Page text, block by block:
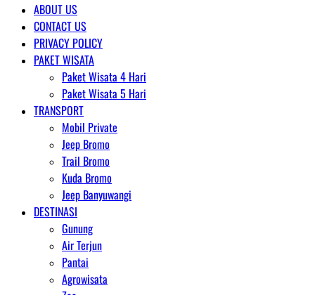
ABOUT US
CONTACT US
PRIVACY POLICY
PAKET WISATA
Paket Wisata 4 Hari
Paket Wisata 5 Hari
TRANSPORT
Mobil Private
Jeep Bromo
Trail Bromo
Kuda Bromo
Jeep Banyuwangi
DESTINASI
Gunung
Air Terjun
Pantai
Agrowisata